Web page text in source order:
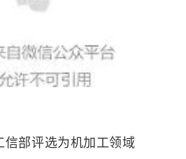
信部评选为机加工领域